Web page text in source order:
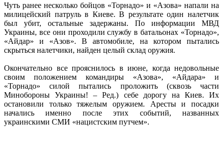
Чуть ранее несколько бойцов «Торнадо» и «Азова» напали на
милицейский патруль в Киеве. В результате один налетчик
был убит, остальные задержаны. По информации МВД
Украины, все они проходили службу в батальонах «Торнадо»,
«Айдар» и «Азов». В автомобиле, на котором пытались
скрыться налетчики, найден целый склад оружия.
Окончательно все прояснилось в июне, когда недовольные
своим положением командиры «Азова», «Айдара» и
«Торнадо» силой пытались проложить (сквозь части
Минобороны Украины! – Ред.) себе дорогу на Киев. Их
остановили только тяжелым оружием. Аресты и посадки
начались именно после этих событий, названных
украинскими СМИ «нацистским путчем».